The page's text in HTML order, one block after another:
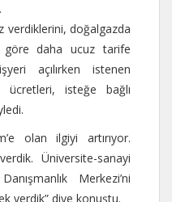
verdiklerini, doğalgazda
göre daha ucuz tarife
açılırken istenen
ücretleri, isteğe bağlı
olan ilgiyi artırıyor.
Üniversite-sanayi
Merkezi’ni
verdik” diye konuştu.